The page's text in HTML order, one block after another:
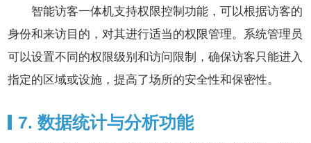
智能访客一体机支持权限控制功能，可以根据访客的
身份和来访目的，对其进行适当的权限管理。系统管理员
可以设置不同的权限级别和访问限制，确保访客只能进入
指定的区域或设施，提高了场所的安全性和保密性。
7. 数据统计与分析功能